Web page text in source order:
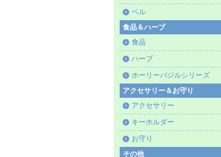
ベル
食品＆ハーブ
食品
ハーブ
ホーリーバジルシリーズ
アクセサリー＆お守り
アクセサリー
キーホルダー
お守り
その他